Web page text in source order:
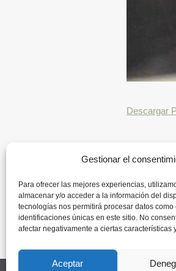
Gestionar el
Para ofrecer las mejores experiencias,
almacenar y/o acceder a la información del
tecnologías nos permitirá procesar datos
identificaciones únicas en este sitio. No
afectar negativamente a ciertas características
Aceptar
Descargar